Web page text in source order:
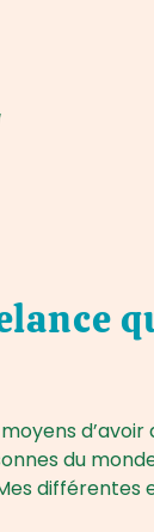
du
différentes